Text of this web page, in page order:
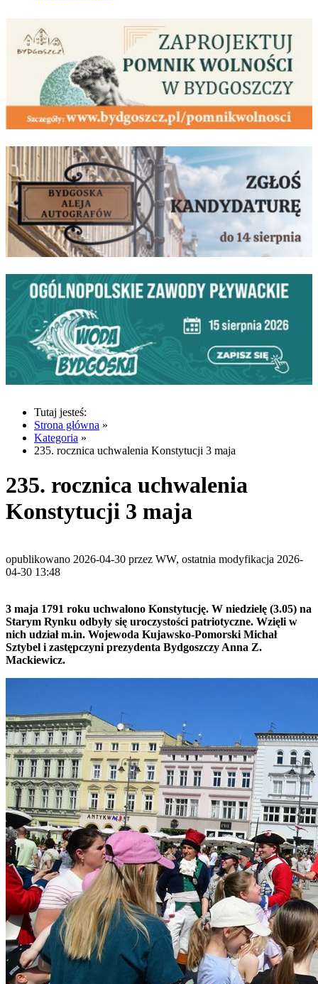
Tutaj jesteś:
Strona główna »
Kategoria »
235. rocznica uchwalenia Konstytucji 3 maja
235. rocznica uchwalenia
Konstytucji 3 maja
opublikowano 2026-04-30 przez WW, ostatnia modyfikacja 2026-
04-30 13:48
3 maja 1791 roku uchwalono Konstytucję. W niedzielę (3.05) na
Starym Rynku odbyły się uroczystości patriotyczne. Wzięli w
nich udział m.in. Wojewoda Kujawsko-Pomorski Michał
Sztybel i zastępczyni prezydenta Bydgoszczy Anna Z.
Mackiewicz.